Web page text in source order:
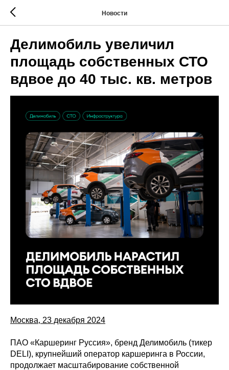
Новости
Делимобиль увеличил
площадь собственных СТО
вдвое до 40 тыс. кв. метров
Москва, 23 декабря 2024
ПАО «Каршеринг Руссия», бренд Делимобиль (тикер
DELI), крупнейший оператор каршеринга в России,
продолжает масштабирование собственной